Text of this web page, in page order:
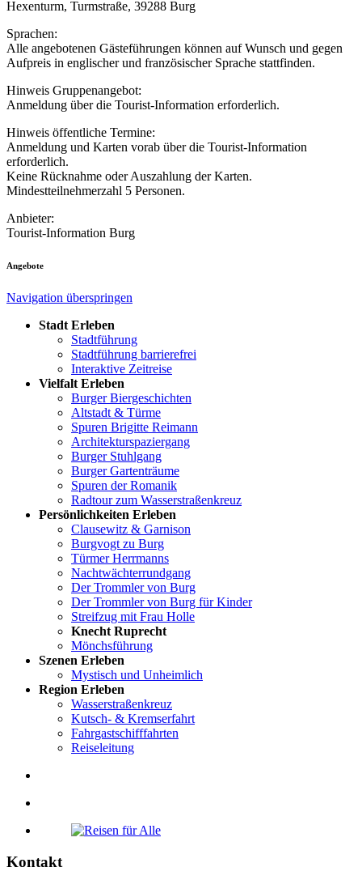
Hexenturm, Turmstraße, 39288 Burg
Sprachen:
Alle angebotenen Gästeführungen können auf Wunsch und gegen
Aufpreis in englischer und französischer Sprache stattfinden.
Hinweis Gruppenangebot:
Anmeldung über die Tourist-Information erforderlich.
Hinweis öffentliche Termine:
Anmeldung und Karten vorab über die Tourist-Information
erforderlich.
Keine Rücknahme oder Auszahlung der Karten.
Mindestteilnehmerzahl 5 Personen.
Anbieter:
Tourist-Information Burg
Angebote
Navigation überspringen
Stadt Erleben
Stadtführung
Stadtführung barrierefrei
Interaktive Zeitreise
Vielfalt Erleben
Burger Biergeschichten
Altstadt & Türme
Spuren Brigitte Reimann
Architekturspaziergang
Burger Stuhlgang
Burger Gartenträume
Spuren der Romanik
Radtour zum Wasserstraßenkreuz
Persönlichkeiten Erleben
Clausewitz & Garnison
Burgvogt zu Burg
Türmer Herrmanns
Nachtwächterrundgang
Der Trommler von Burg
Der Trommler von Burg für Kinder
Streifzug mit Frau Holle
Knecht Ruprecht
Mönchsführung
Szenen Erleben
Mystisch und Unheimlich
Region Erleben
Wasserstraßenkreuz
Kutsch- & Kremserfahrt
Fahrgastschifffahrten
Reiseleitung
Kontakt